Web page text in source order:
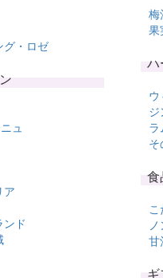
グ・ロゼ
ュ
ア
ンド
梅
果
ハ
ウ
ジ
ラ
そ
食
甘